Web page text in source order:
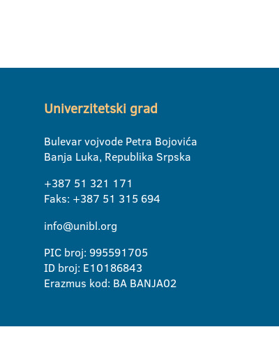
Univerzitetski grad
Bulevar vojvode Petra Bojovića
Banja Luka, Republika Srpska
+387 51 321 171
Faks: +387 51 315 694
info@unibl.org
PIC broj: 995591705
ID broj: E10186843
Erazmus kod: BA BANJA02